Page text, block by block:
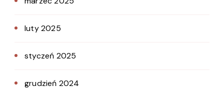
luty 2025
styczeń 2025
grudzień 2024